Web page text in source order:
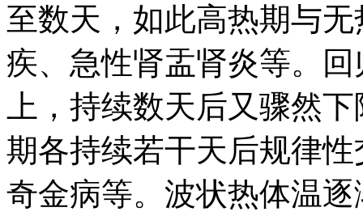
至数天，如此高热期与
疾、急性肾盂肾炎等。
上，持续数天后又骤然
期各持续若干天后规律
奇金病等。波状热体温